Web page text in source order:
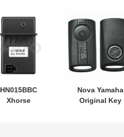
HN015BBC
Xhorse
Nova Yamaha
Original Key